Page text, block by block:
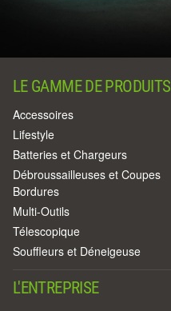
LE GAMME DE PRODUITS
Accessoires
Lifestyle
Batteries et Chargeurs
Débroussailleuses et Coupes
Bordures
Multi-Outils
Télescopique
Souffleurs et Déneigeuse
L'ENTREPRISE